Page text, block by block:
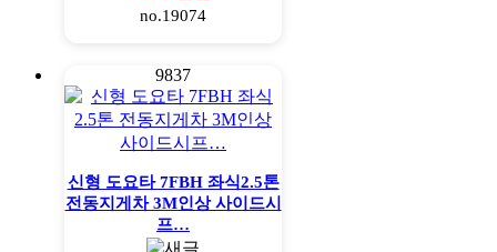
no.19074
9837
신형 도요타 7FBH 좌식2.5톤
전동지게차 3M인상 사이드시
프…